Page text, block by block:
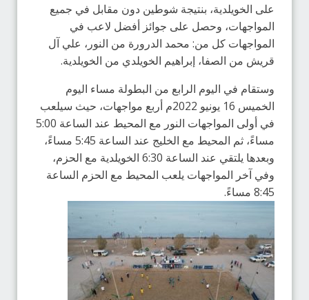
على الخويلدية، بنتيجة شوطين دون مقابل في جميع
المواجهات، وحصل على جوائز أفضل لاعب في
المواجهات كل من: محمد الدرورة من النور، علي آل
قريش من الصفا، إبراهيم الخويلدي من الخويلدية.
وستقام في اليوم الرابع من البطولة مساء اليوم
الخميس 16 يونيو 2022م أربع مواجهات، حيث سيلعب
في أولى المواجهات النور مع المحيط عند الساعة 5:00
مساءً، ثم المحيط مع الخليج عند الساعة 5:45 مساءً،
وبعدها يلتقي عند الساعة 6:30 الخويلدية مع الحزم،
وفي آخر المواجهات يلعب المحيط مع الحزم الساعة
8:45 مساءً.